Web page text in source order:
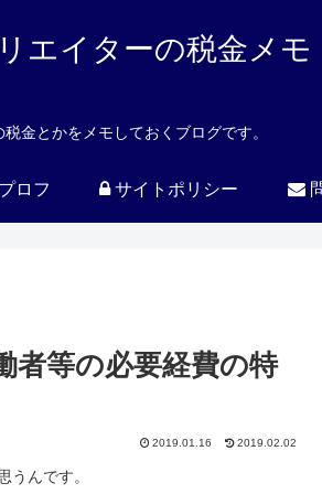
エイターの税金メモ
金とかをメモしておくブログです。
ロフ サイトポリシー
者等の必要経費の特
2019.01.16 2019.02.02
んです。